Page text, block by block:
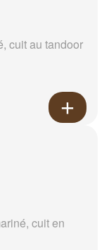
cuit au tandoor
cuit en